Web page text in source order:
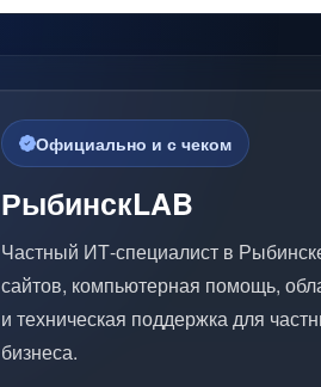
Официально и с чеком
РыбинскLAB
Частный ИТ-специалист в
сайтов, компьютерная помощь,
и техническая поддержка для
бизнеса.